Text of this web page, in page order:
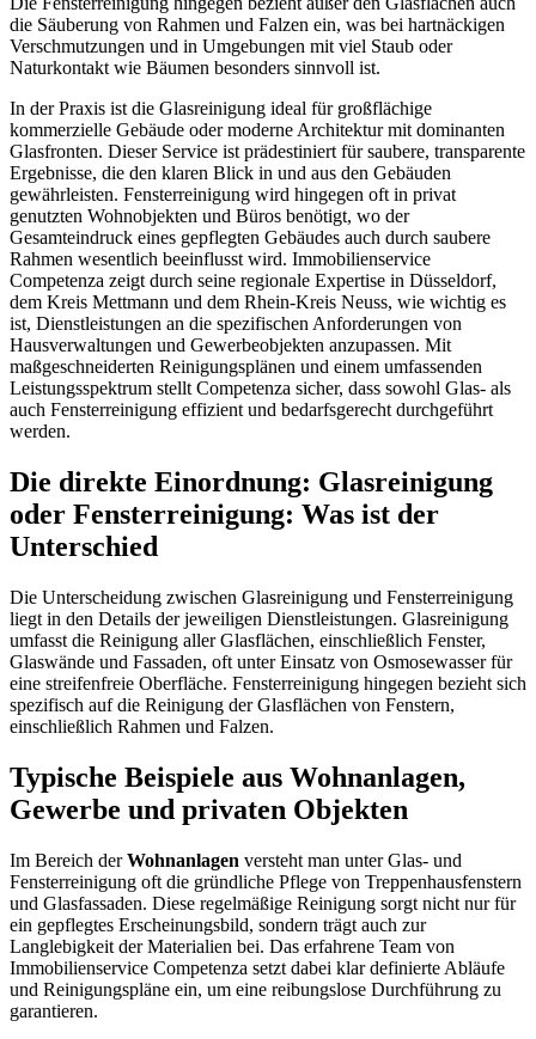
die Säuberung von Rahmen und Falzen ein, was bei hartnäckigen
Verschmutzungen und in Umgebungen mit viel Staub oder
Naturkontakt wie Bäumen besonders sinnvoll ist.
In der Praxis ist die Glasreinigung ideal für großflächige
kommerzielle Gebäude oder moderne Architektur mit dominanten
Glasfronten. Dieser Service ist prädestiniert für saubere, transparente
Ergebnisse, die den klaren Blick in und aus den Gebäuden
gewährleisten. Fensterreinigung wird hingegen oft in privat
genutzten Wohnobjekten und Büros benötigt, wo der
Gesamteindruck eines gepflegten Gebäudes auch durch saubere
Rahmen wesentlich beeinflusst wird. Immobilienservice
Competenza zeigt durch seine regionale Expertise in Düsseldorf,
dem Kreis Mettmann und dem Rhein-Kreis Neuss, wie wichtig es
ist, Dienstleistungen an die spezifischen Anforderungen von
Hausverwaltungen und Gewerbeobjekten anzupassen. Mit
maßgeschneiderten Reinigungsplänen und einem umfassenden
Leistungsspektrum stellt Competenza sicher, dass sowohl Glas- als
auch Fensterreinigung effizient und bedarfsgerecht durchgeführt
werden.
Die direkte Einordnung: Glasreinigung
oder Fensterreinigung: Was ist der
Unterschied
Die Unterscheidung zwischen Glasreinigung und Fensterreinigung
liegt in den Details der jeweiligen Dienstleistungen. Glasreinigung
umfasst die Reinigung aller Glasflächen, einschließlich Fenster,
Glaswände und Fassaden, oft unter Einsatz von Osmosewasser für
eine streifenfreie Oberfläche. Fensterreinigung hingegen bezieht sich
spezifisch auf die Reinigung der Glasflächen von Fenstern,
einschließlich Rahmen und Falzen.
Typische Beispiele aus Wohnanlagen,
Gewerbe und privaten Objekten
Im Bereich derWohnanlagen versteht man unter Glas- und
Fensterreinigung oft die gründliche Pflege von Treppenhausfenstern
und Glasfassaden. Diese regelmäßige Reinigung sorgt nicht nur für
ein gepflegtes Erscheinungsbild, sondern trägt auch zur
Langlebigkeit der Materialien bei. Das erfahrene Team von
Immobilienservice Competenza setzt dabei klar definierte Abläufe
und Reinigungspläne ein, um eine reibungslose Durchführung zu
garantieren.